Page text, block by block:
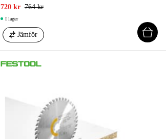
720 kr 764 kr
I lager
Jämför